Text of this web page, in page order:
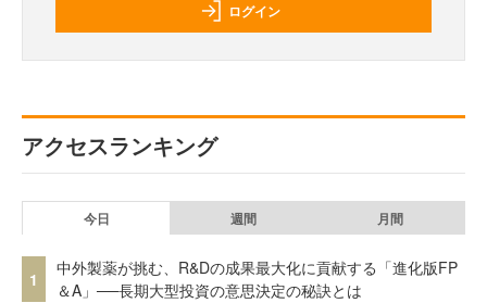
ログイン
アクセスランキング
今日 週間 月間
1
中外製薬が挑む、R&Dの成果最大化に貢献する「進化版FP
＆A」──長期大型投資の意思決定の秘訣とは